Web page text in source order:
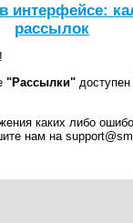
интерфейсе:
рассылок
"Рассылки" доступен
каких либо
нам на